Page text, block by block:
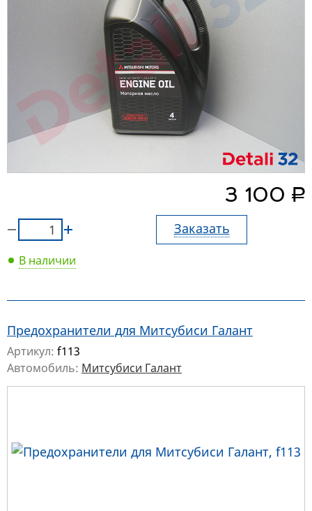
3 100 руб.
Заказать
В наличии
Предохранители для Митсубиси Галант
Артикул: f113
Автомобиль: Митсубиси Галант